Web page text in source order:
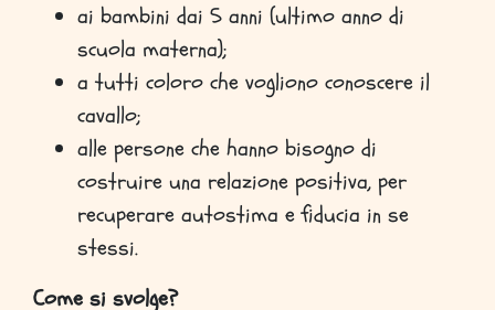
ai bambini dai 5 anni (ultimo anno di
scuola materna);
a tutti coloro che vogliono conoscere il
cavallo;
alle persone che hanno bisogno di
costruire una relazione positiva, per
recuperare autostima e fiducia in se
stessi.
Come si svolge?